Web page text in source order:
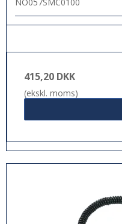
415,20 DKK
(ekskl. moms)